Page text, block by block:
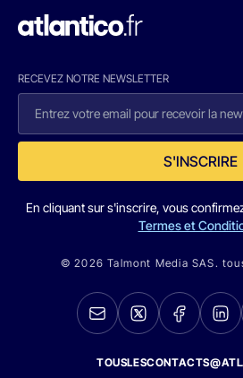
RECEVEZ NOTRE NEWSLETTER
S'INSCRIRE
En cliquant sur s'inscrire, vous
Termes et
© 2026 Talmont Media SAS.